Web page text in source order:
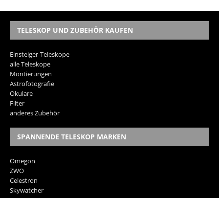
TELESKOP UND ZUBEHÖR KAUFEN
Einsteiger-Teleskope
alle Teleskope
Montierungen
Astrofotografie
Okulare
Filter
anderes Zubehör
SPANNENDE TELESKOP MARKEN
Omegon
ZWO
Celestron
Skywatcher